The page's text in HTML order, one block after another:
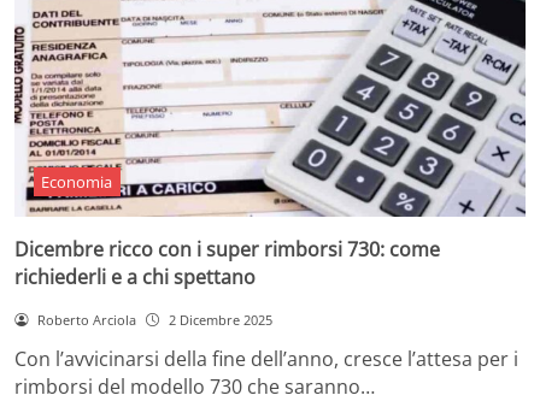
Economia
Dicembre ricco con i super rimborsi 730: come
richiederli e a chi spettano
Roberto Arciola 2 Dicembre 2025
Con l’avvicinarsi della fine dell’anno, cresce l’attesa per i
rimborsi del modello 730 che saranno…